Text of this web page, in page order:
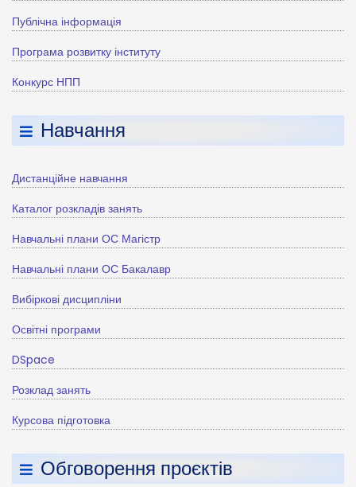
Публічна інформація
Програма розвитку інституту
Конкурс НПП
Навчання
Дистанційне навчання
Каталог розкладів занять
Навчальні плани ОС Магістр
Навчальні плани ОС Бакалавр
Вибіркові дисципліни
Освітні програми
DSpace
Розклад занять
Курсова підготовка
Обговорення проєктів